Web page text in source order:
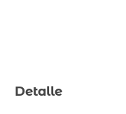
Detalle